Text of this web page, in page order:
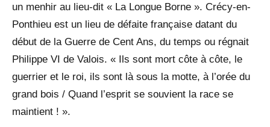
un menhir au lieu-dit « La Longue Borne ». Crécy-en-
Ponthieu est un lieu de défaite française datant du
début de la Guerre de Cent Ans, du temps ou régnait
Philippe VI de Valois. « Ils sont mort côte à côte, le
guerrier et le roi, ils sont là sous la motte, à l’orée du
grand bois / Quand l’esprit se souvient la race se
maintient ! ».